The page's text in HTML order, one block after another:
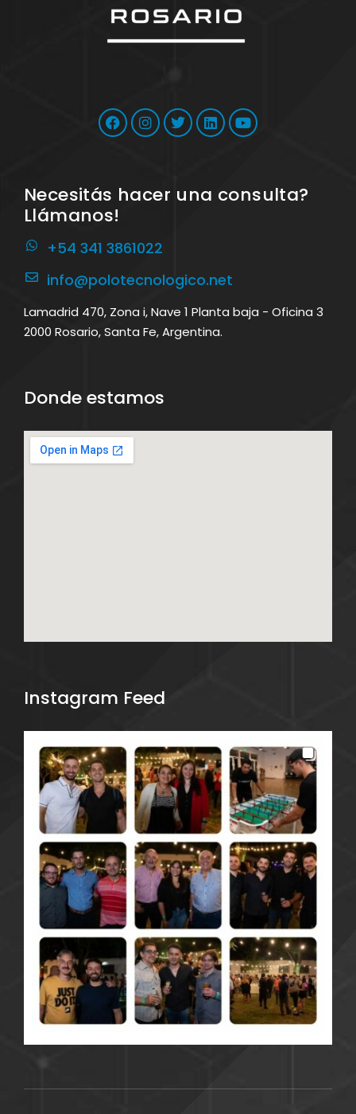
Necesitás hacer una consulta?
Llámanos!
+54 341 3861022
info@polotecnologico.net
Lamadrid 470, Zona i, Nave 1 Planta baja - Oficina 3
2000 Rosario, Santa Fe, Argentina.
Donde estamos
Instagram Feed